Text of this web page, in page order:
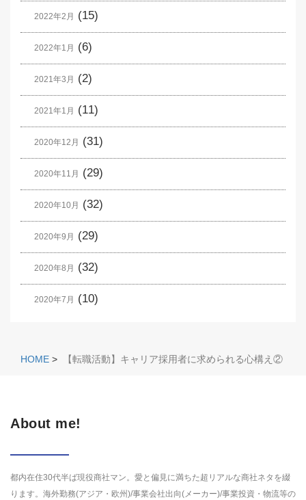
2022年2月 (15)
2022年1月 (6)
2021年3月 (2)
2021年1月 (11)
2020年12月 (31)
2020年11月 (29)
2020年10月 (32)
2020年9月 (29)
2020年8月 (32)
2020年7月 (10)
HOME > 【転職活動】キャリア採用者に求められる心構え②
About me!
都内在住30代半ば現役商社マン。愛と偏見に満ちた超リアルな商社ネタを綴
ります。海外勤務(アジア・欧州)/事業会社出向(メーカー)/事業投資・物流等の